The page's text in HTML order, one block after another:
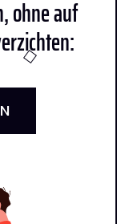
ohne auf